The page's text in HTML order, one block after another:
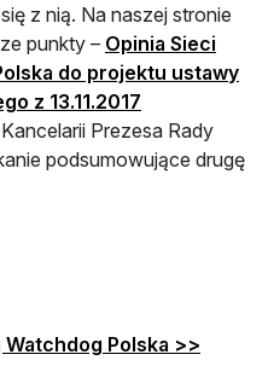
z nią. Na naszej stronie
punkty – Opinia Sieci
do projektu ustawy
z 13.11.2017
Prezesa Rady
podsumowujące drugę
Polska >>